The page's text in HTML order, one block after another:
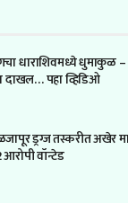
धाराशिवमध्ये धुमाकुळ
पहा व्हिडिओ
ड्रग्ज तस्करीत अखेर
वॉन्टेड